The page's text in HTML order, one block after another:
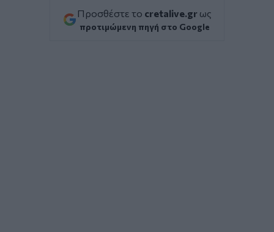
Προσθέστε το cretalive.gr ως
προτιμώμενη πηγή στο Google